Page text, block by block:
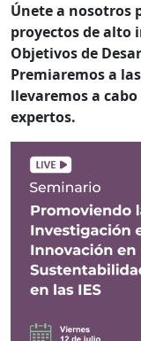
Únete a nosotros
proyectos de alto
Objetivos de
Premiaremos a
llevaremos a
expertos.